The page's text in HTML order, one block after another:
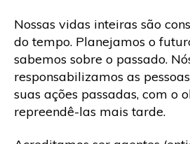
Nossas vidas inteiras são
do tempo. Planejamos o
sabemos sobre o passado.
responsabilizamos as
suas ações passadas, com o
repreendê-las mais tarde.